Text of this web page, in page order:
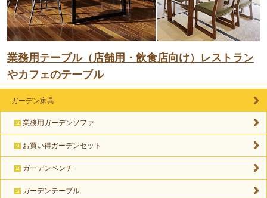
業務用テーブル（店舗用・飲食店向け）レストラン
やカフェのテーブル
ガーデン家具
業務用ガーデンソファ
お買い得ガーデンセット
ガーデンベンチ
ガーデンテーブル